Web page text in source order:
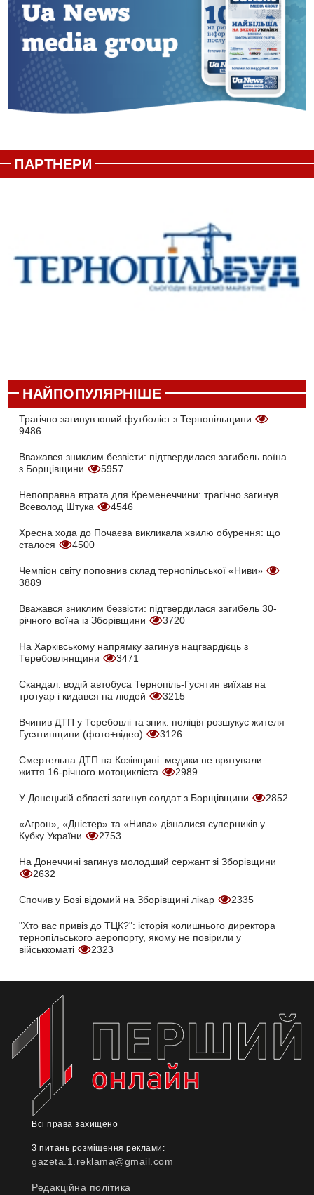
ПАРТНЕРИ
НАЙПОПУЛЯРНІШЕ
Трагічно загинув юний футболіст з Тернопільщини
9486
Вважався зниклим безвісти: підтвердилася загибель воїна
з Борщівщини
5957
Непоправна втрата для Кременеччини: трагічно загинув
Всеволод Штука
4546
Хресна хода до Почаєва викликала хвилю обурення: що
сталося
4500
Чемпіон світу поповнив склад тернопільської «Ниви»
3889
Вважався зниклим безвісти: підтвердилася загибель 30-
річного воїна із Зборівщини
3720
На Харківському напрямку загинув нацгвардієць з
Теребовлянщини
3471
Скандал: водій автобуса Тернопіль-Гусятин виїхав на
тротуар і кидався на людей
3215
Вчинив ДТП у Теребовлі та зник: поліція розшукує жителя
Гусятинщини (фото+відео)
3126
Смертельна ДТП на Козівщині: медики не врятували
життя 16-річного мотоцикліста
2989
У Донецькій області загинув солдат з Борщівщини 2852
«Агрон», «Дністер» та «Нива» дізналися суперників у
Кубку України
2753
На Донеччині загинув молодший сержант зі Зборівщини
2632
Спочив у Бозі відомий на Зборівщині лікар 2335
"Хто вас привіз до ТЦК?": історія колишнього директора
тернопільського аеропорту, якому не повірили у
військкоматі
2323
Всі права захищено
З питань розміщення реклами:
gazeta.1.reklama@gmail.com
Редакційна політика